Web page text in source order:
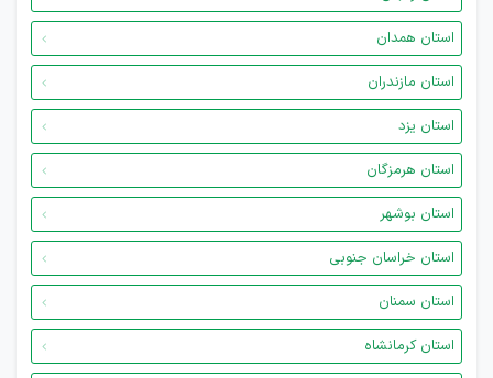
استان همدان
استان مازندران
استان یزد
استان هرمزگان
استان بوشهر
استان خراسان جنوبی
استان سمنان
استان کرمانشاه